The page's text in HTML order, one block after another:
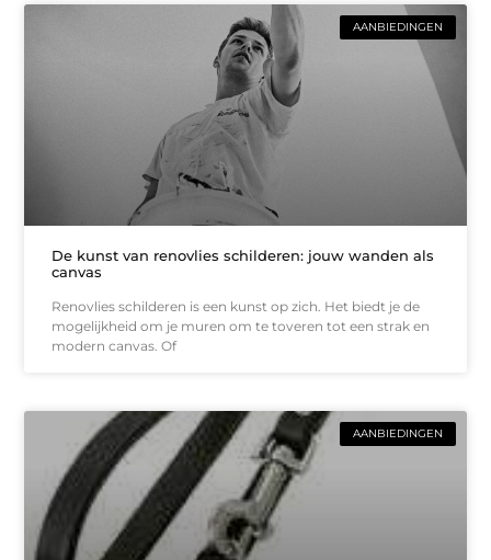
AANBIEDINGEN
De kunst van renovlies schilderen: jouw wanden als
canvas
Renovlies schilderen is een kunst op zich. Het biedt je de
mogelijkheid om je muren om te toveren tot een strak en
modern canvas. Of
AANBIEDINGEN